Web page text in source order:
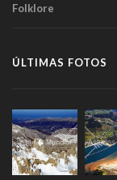
Folklore
ÚLTIMAS FOTOS